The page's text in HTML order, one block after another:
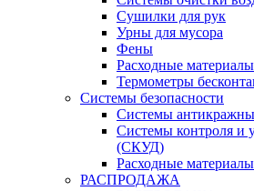
Сушилки для рук
Урны для мусора
Фены
Расходные
Термометры
Системы безопасности
Системы
Системы контроля и
(СКУД)
Расходные
РАСПРОДАЖА